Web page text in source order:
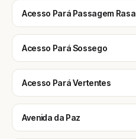
Acesso Pará Passagem Rasa
Acesso Pará Sossego
Acesso Pará Vertentes
Avenida da Paz